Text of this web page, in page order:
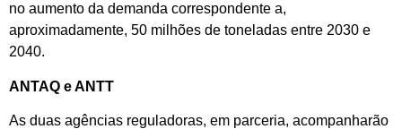
no aumento da demanda correspondente a,
aproximadamente, 50 milhões de toneladas entre 2030 e
2040.
ANTAQ e ANTT
As duas agências reguladoras, em parceria, acompanharão